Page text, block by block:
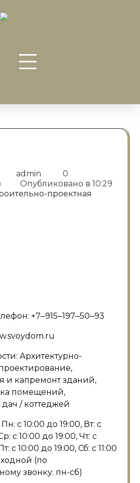
admin
0
Опубликовано в 10:29
+7‒915‒197‒50‒93
Архитектурно-
и капремонт зданий,
помещений,
дач / коттеджей
с 10:00 до 19:00, Вт: с
с 10:00 до 19:00, Чт: с
с 10:00 до 19:00, Сб: с 11:00
(по
звонку: пн-сб)